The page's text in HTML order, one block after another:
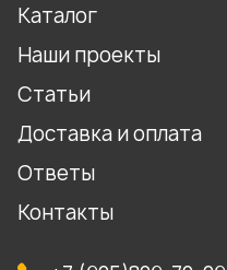
Каталог
Наши проекты
Статьи
Доставка и оплата
Ответы
Контакты